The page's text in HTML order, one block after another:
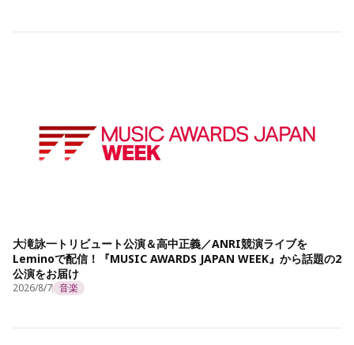
大滝詠一トリビュート公演＆高中正義／ANRI競演ライブを
Leminoで配信！『MUSIC AWARDS JAPAN WEEK』から話題の2
公演をお届け
2026/8/7 音楽